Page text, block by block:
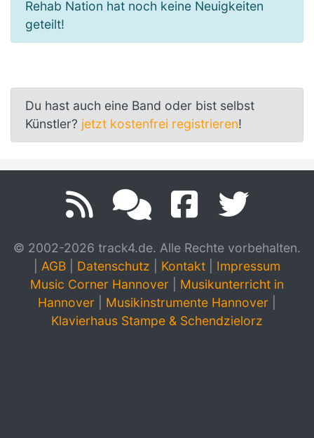
Rehab Nation hat noch keine Neuigkeiten
geteilt!
Du hast auch eine Band oder bist selbst
Künstler? jetzt kostenfrei registrieren!
© 2002-2026 track4.de. Alle Rechte vorbehalten.
AGB Datenschutz Kontakt
Impressum
Music Corner Hannover
Musikunterricht in
Hannover
Musikinstrumente Hannover
Klavierhaus Stampe & Schendzielorz